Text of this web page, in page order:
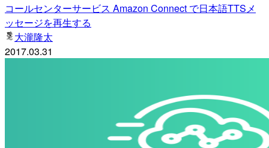
コールセンターサービス Amazon Connect で日本語TTSメ
ッセージを再生する
大瀧隆太
2017.03.31